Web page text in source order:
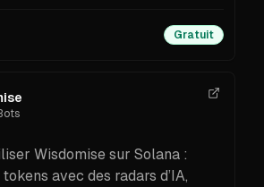
Gratuit
Wisdomise sur Solana :
avec des radars d’IA,